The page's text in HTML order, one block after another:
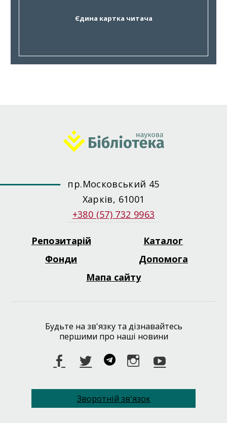
Єдина картка читача
пр.Московський 45
Харків, 61001
+380 (57) 732 9963
FooterРепозитарій
Каталог
Фонди
Допомога
Мапа сайту
Будьте на зв'язку та дізнавайтесь
першими про наші новини
FacebookTwitter
TelegramInstagram
Зворотній зв'язок